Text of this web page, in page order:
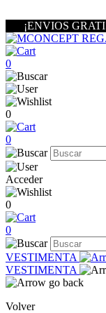
¡ENVIOS
0
0
0
Acceder
0
0
VESTIMENTA
VESTIMENTA
Volver